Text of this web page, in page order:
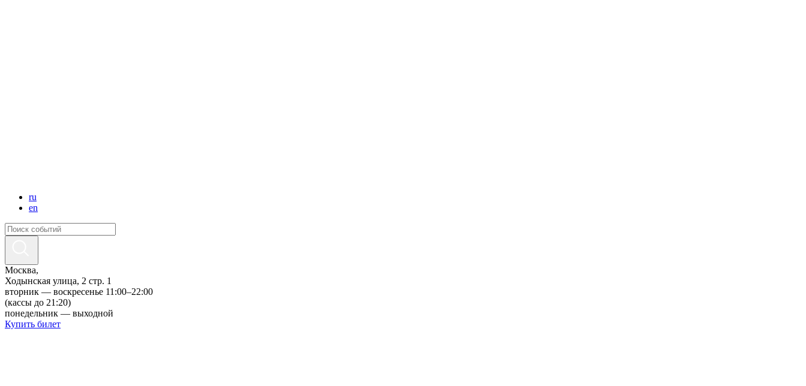
ru
en
Москва,
Ходынская улица, 2 стр. 1
вторник — воскресенье 11:00–22:00
(кассы до 21:20)
понедельник — выходной
Купить билет